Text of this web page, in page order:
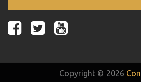
Copyright © 2026